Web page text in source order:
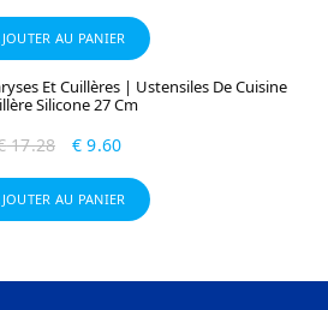
AU PANIER
Et Cuillères | Ustensiles De Cuisine
Silicone 27 Cm
17.28 € 9.60
AU PANIER